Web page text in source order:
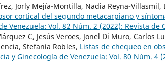
Jorly Mejía-Montilla, Nadia Reyna-Villasmil,
cortical del segundo metacarpiano y
Venezuela: Vol. 82 Núm. 2 (2022): Revista
C, Jesús Veroes, Jonel Di Muro, Carlos
Stefanía Robles, Listas de chequeo en
y Ginecología de Venezuela: Vol. 80 Núm. 4